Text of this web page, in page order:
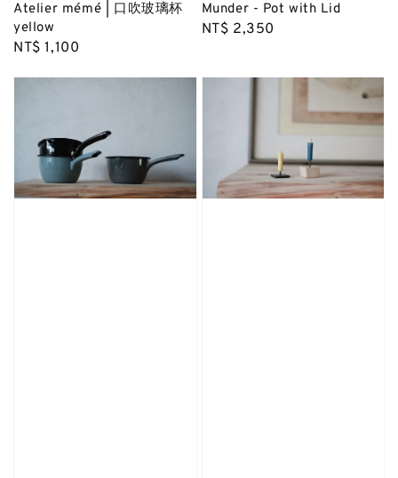
Atelier mémé | 口吹玻璃杯
yellow
Regular
NT$ 1,100
Munder - Pot with Lid
Regular
NT$ 2,350